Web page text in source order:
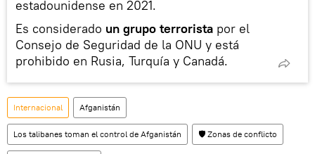
estadounidense en 2021.
Es considerado un grupo terrorista por el
Consejo de Seguridad de la ONU y está
prohibido en Rusia, Turquía y Canadá.
Internacional Afganistán
Los talibanes toman el control de Afganistán 🛡️ Zonas de conflicto